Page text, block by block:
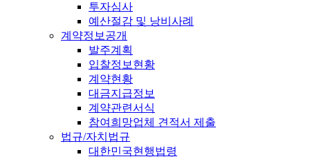
투자심사
예산절감 및 낭비사례
계약정보공개
발주계획
입찰정보현황
계약현황
대금지급정보
계약관련서식
참여희망업체 견적서 제출
법규/자치법규
대한민국현행법령